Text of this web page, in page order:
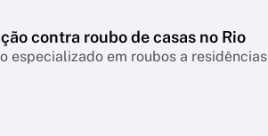
contra roubo de casas no Rio
especializado em roubos a